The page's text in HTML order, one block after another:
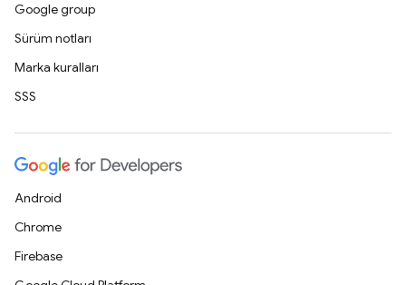
Google group
Sürüm notları
Marka kuralları
SSS
Android
Chrome
Firebase